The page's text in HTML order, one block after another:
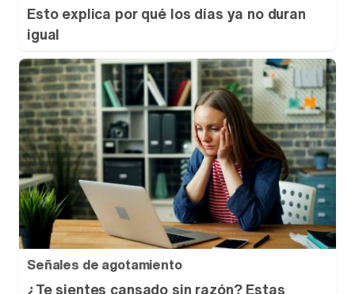
Esto explica por qué los días ya no duran
igual
Señales de agotamiento
¿Te sientes cansado sin razón? Estas